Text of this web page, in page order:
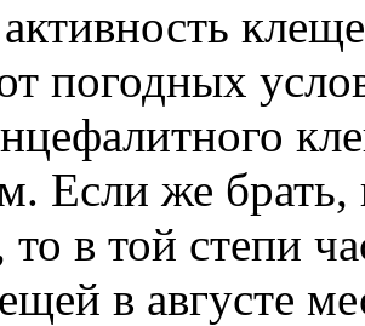
погодных
Если же брать,
в той степи
в августе